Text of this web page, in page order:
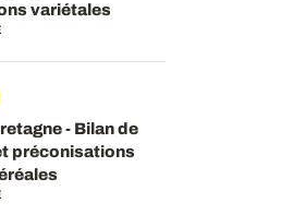
variétales
- Bilan de
préconisations